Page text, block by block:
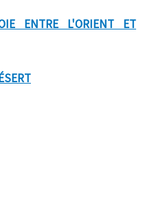
ENTRE L'ORIENT ET